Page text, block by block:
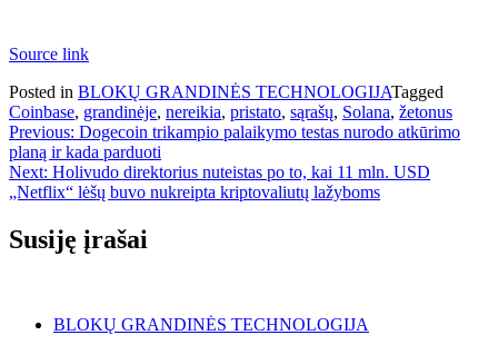
Source link
Posted in BLOKŲ GRANDINĖS TECHNOLOGIJATagged
Coinbase, grandinėje, nereikia, pristato, sąrašų, Solana, žetonus
Navigacija
tarp
įrašų
Previous: Dogecoin trikampio palaikymo testas nurodo atkūrimo
planą ir kada parduoti
Next: Holivudo direktorius nuteistas po to, kai 11 mln. USD
„Netflix“ lėšų buvo nukreipta kriptovaliutų lažyboms
Susiję įrašai
BLOKŲ GRANDINĖS TECHNOLOGIJA